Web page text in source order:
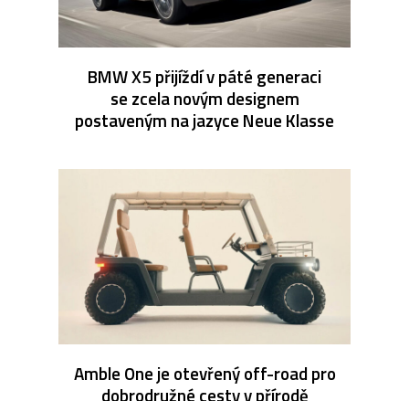
BMW X5 přijíždí v páté generaci
se zcela novým designem
postaveným na jazyce Neue Klasse
Amble One je otevřený off-road pro
dobrodružné cesty v přírodě